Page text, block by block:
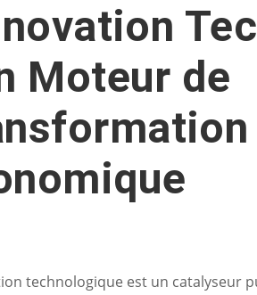
Moteur de
technologique est un catalyseur